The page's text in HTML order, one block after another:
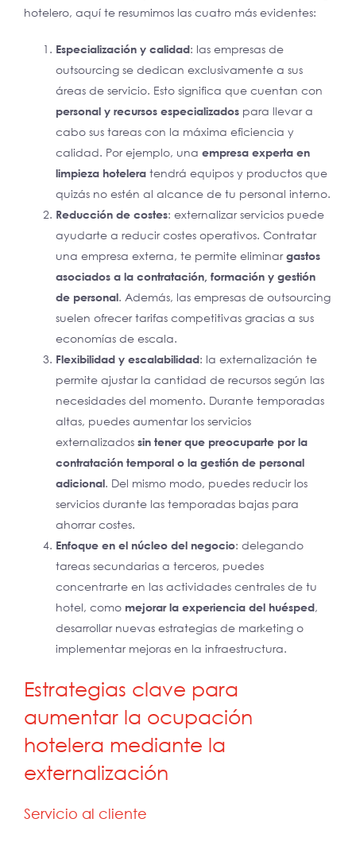
hotelero, aquí te resumimos las cuatro más evidentes:
Especialización y calidad: las empresas de
outsourcing se dedican exclusivamente a sus
áreas de servicio. Esto significa que cuentan con
personal y recursos especializados para llevar a
cabo sus tareas con la máxima eficiencia y
calidad. Por ejemplo, una empresa experta en
limpieza hotelera tendrá equipos y productos que
quizás no estén al alcance de tu personal interno.
Reducción de costes: externalizar servicios puede
ayudarte a reducir costes operativos. Contratar
una empresa externa, te permite eliminargastos
asociados a la contratación, formación y gestión
de personal. Además, las empresas de outsourcing
suelen ofrecer tarifas competitivas gracias a sus
economías de escala.
Flexibilidad y escalabilidad: la externalización te
permite ajustar la cantidad de recursos según las
necesidades del momento. Durante temporadas
altas, puedes aumentar los servicios
externalizados sin tener que preocuparte por la
contratación temporal o la gestión de personal
adicional. Del mismo modo, puedes reducir los
servicios durante las temporadas bajas para
ahorrar costes.
Enfoque en el núcleo del negocio: delegando
tareas secundarias a terceros, puedes
concentrarte en las actividades centrales de tu
hotel, como mejorar la experiencia del huésped,
desarrollar nuevas estrategias de marketing o
implementar mejoras en la infraestructura.
Estrategias clave para
aumentar la ocupación
hotelera mediante la
externalización
Servicio al cliente